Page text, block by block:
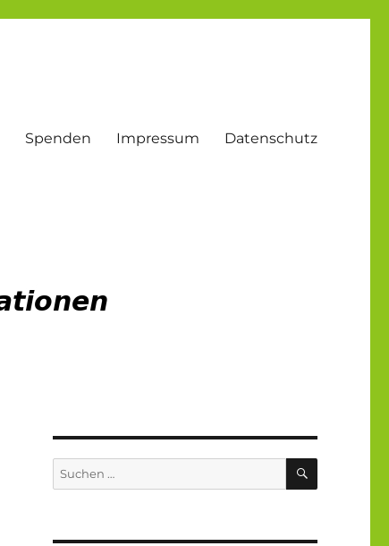
Spenden Impressum Datenschutz
Suche
nach:
SUCHEN